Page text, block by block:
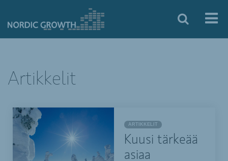
Artikkelit
ARTIKKELIT
Kuusi tärkeää
asiaa